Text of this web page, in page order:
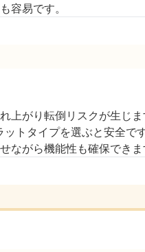
容易です。
上がり転倒リスクが生じま
トタイプを選ぶと安全です
ながら機能性も確保できま